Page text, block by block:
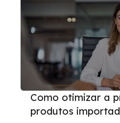
Como otimizar a
produtos